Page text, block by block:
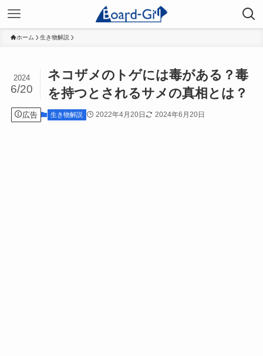
ホーム 生き物解説
ネコザメのトゲには毒がある？毒
を持つとされるサメの真相とは？
2024
6/20
広告 生き物解説 2022年4月20日 2024年6月20日